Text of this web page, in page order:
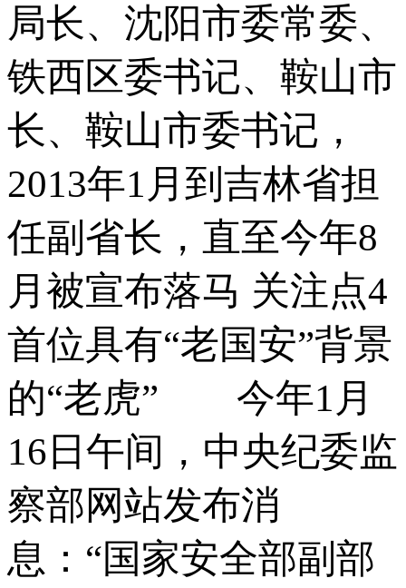
局长、沈阳市委常委、
铁西区委书记、鞍山市
长、鞍山市委书记，
2013年1月到吉林省担
任副省长，直至今年8
月被宣布落马 关注点4
首位具有“老国安”背景
的“老虎” 今年1月
16日午间，中央纪委监
察部网站发布消
息：“国家安全部副部